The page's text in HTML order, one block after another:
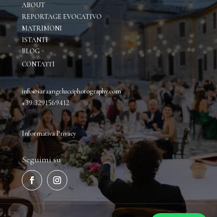
ABOUT
REPORTAGE EVOCATIVO
MATRIMONI
ISTANTI
BLOG
CONTATTI
info@saraangelucciphotography.com
+39 3291569412
Informativa Privacy
Seguimi su